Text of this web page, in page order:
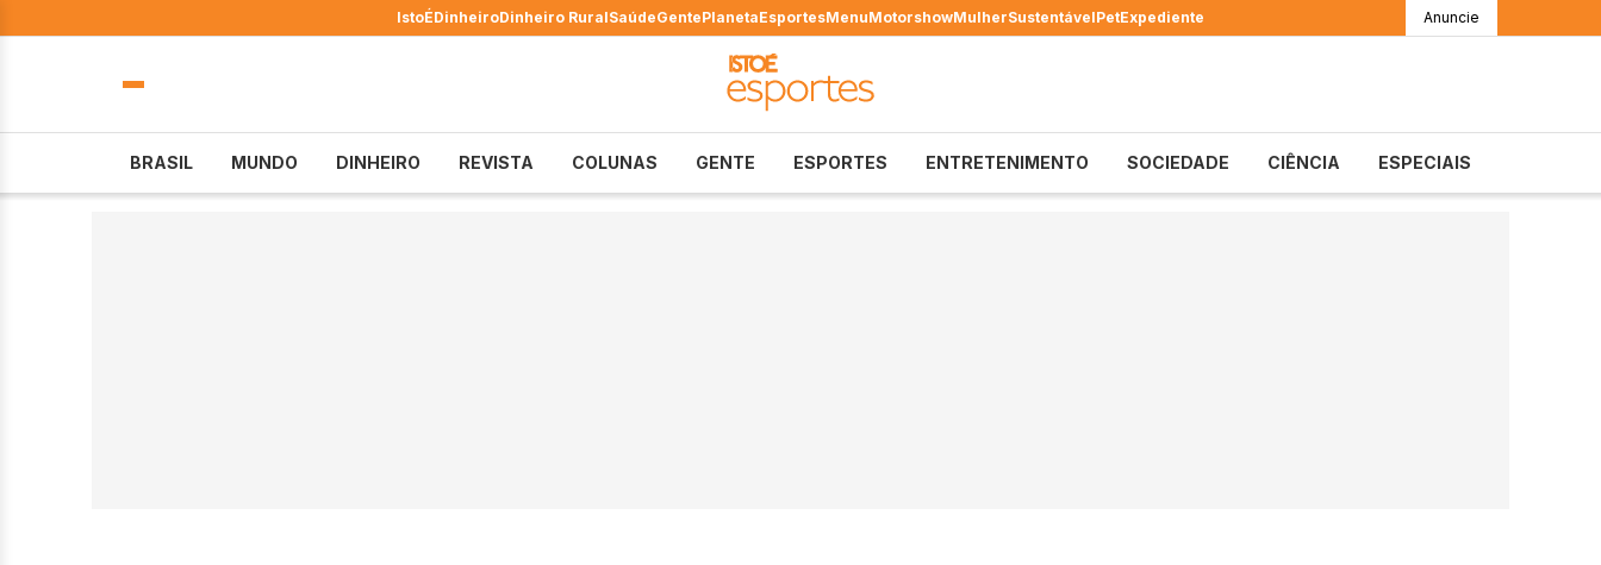
IstoÉDinheiroDinheiro RuralSaúdeGentePlanetaEsportesMenuMotorshowMulherSustentávelPetExpediente Anuncie
BRASIL MUNDO DINHEIRO REVISTA COLUNAS GENTE ESPORTES ENTRETENIMENTO SOCIEDADE CIÊNCIA ESPECIAIS